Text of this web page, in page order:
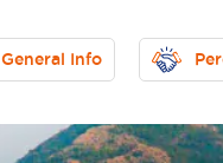
General Info